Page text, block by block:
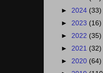
► 2024 (33)
► 2023 (16)
► 2022 (35)
► 2021 (32)
► 2020 (64)